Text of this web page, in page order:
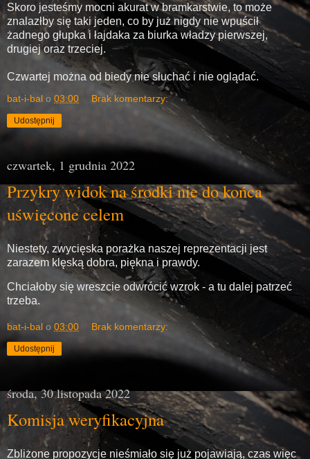
Skoro jesteśmy mocni akurat w bramkarstwie, to może
znalazłby się taki jeden, co by już nigdy nie wpuścił
żadnego głupka i łajdaka za biurka władzy pierwszej,
drugiej oraz trzeciej.
Czwartej można od biedy nie słuchać i nie oglądać.
bat-i-bal o 03:00 Brak komentarzy:
Udostępnij
czwartek, 1 grudnia 2022
Przykry widok na środki nie do końca
uświęcone celem
Niestety, zwycięska porażka naszej reprezentacji jest
zarazem klęską dobra, piękna i prawdy.
Chciałoby się wreszcie odwrócić wzrok - a tu dalej patrzeć
trzeba.
bat-i-bal o 03:00 Brak komentarzy:
Udostępnij
środa, 30 listopada 2022
Komisja weryfikacyjna
Zbliżone propozycje nieśmiało się już pojawiają, czas więc